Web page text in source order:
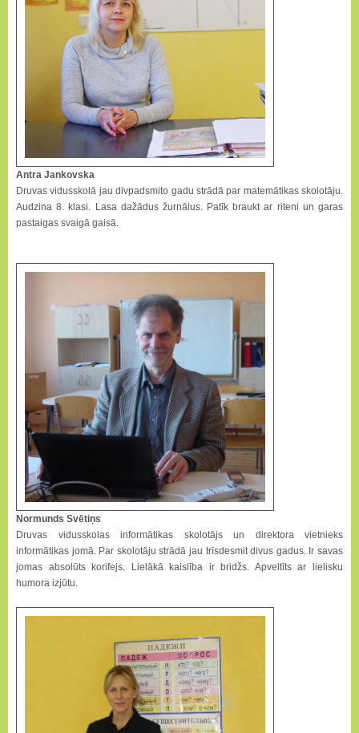
Antra Jankovska
Druvas vidusskolā jau divpadsmito gadu strādā par matemātikas skolotāju.
Audzina 8. klasi. Lasa dažādus žurnālus. Patīk braukt ar riteni un garas
pastaigas svaigā gaisā.
Normunds Svētiņs
Druvas vidusskolas informātikas skolotājs un direktora vietnieks
informātikas jomā. Par skolotāju strādā jau trīsdesmit divus gadus. Ir savas
jomas absolūts korifejs. Lielākā kaislība ir bridžs. Apveltīts ar lielisku
humora izjūtu.